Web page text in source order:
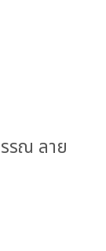
รณ ลาย